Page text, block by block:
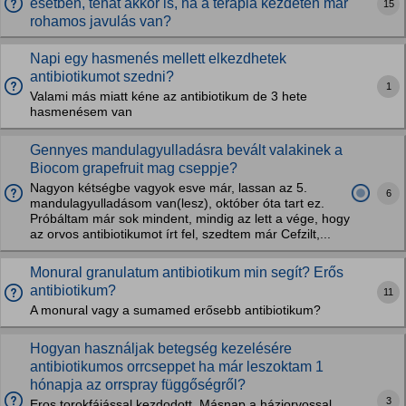
esetben, tehát akkor is, ha a terápia kezdetén már
rohamos javulás van?
15
Napi egy hasmenés mellett elkezdhetek
antibiotikumot szedni?
Valami más miatt kéne az antibiotikum de 3 hete
hasmenésem van
1
Gennyes mandulagyulladásra bevált valakinek a
Biocom grapefruit mag cseppje?
Nagyon kétségbe vagyok esve már, lassan az 5.
mandulagyulladásom van(lesz), október óta tart ez.
Próbáltam már sok mindent, mindig az lett a vége, hogy
az orvos antibiotikumot írt fel, szedtem már Cefzilt,...
6
Monural granulatum antibiotikum min segít? Erős
antibiotikum?
A monural vagy a sumamed erősebb antibiotikum?
11
Hogyan használjak betegség kezelésére
antibiotikumos orrcseppet ha már leszoktam 1
hónapja az orrspray függőségről?
3